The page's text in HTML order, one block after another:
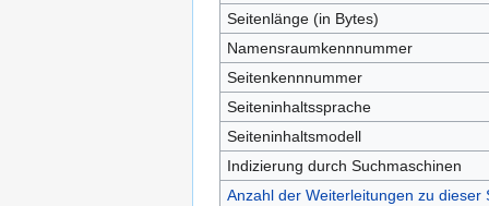
Seitenlänge (in Bytes)
Namensraumkennnummer
Seitenkennnummer
Seiteninhaltssprache
Seiteninhaltsmodell
Indizierung durch Suchmaschinen
Anzahl der Weiterleitungen zu dieser